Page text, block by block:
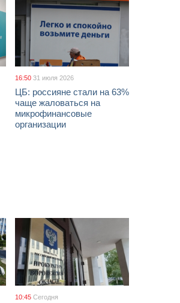
16:50 31 июля 2026
ЦБ: россияне стали на 63%
чаще жаловаться на
микрофинансовые
организации
10:45 Сегодня